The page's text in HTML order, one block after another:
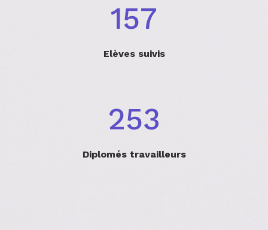
200
Elèves suivis
321
Diplomés travailleurs